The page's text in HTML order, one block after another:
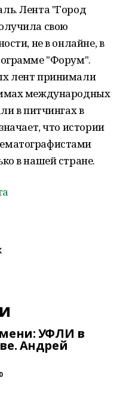
Лента "Город
свою
не в онлайне, в
"Форум".
лент принимали
международных
в питчингах в
что истории
в нашей стране.
УФЛИ в
Андрей